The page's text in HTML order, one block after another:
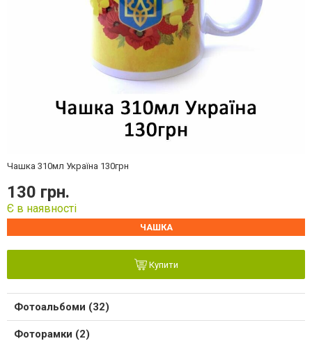
Чашка 310мл Україна 130грн
130 грн.
Є в наявності
ЧАШКА
Купити
Фотоальбоми (32)
Фоторамки (2)